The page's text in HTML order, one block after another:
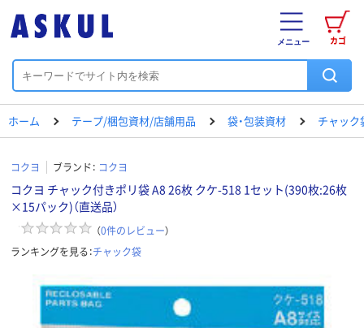
カゴ
メニュー
ホーム テープ/梱包資材/店舗用品 袋・包装資材 チャック
コクヨ ブランド： コクヨ
コクヨ チャック付きポリ袋 A8 26枚 クケ-518 1セット(390枚:26枚
×15パック)（直送品）
（0件のレビュー）
ランキングを見る：チャック袋